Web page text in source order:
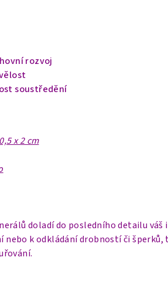
rozvoj
soustředění
x 2 cm
doladí do posledního detailu
nebo k odkládání drobností či